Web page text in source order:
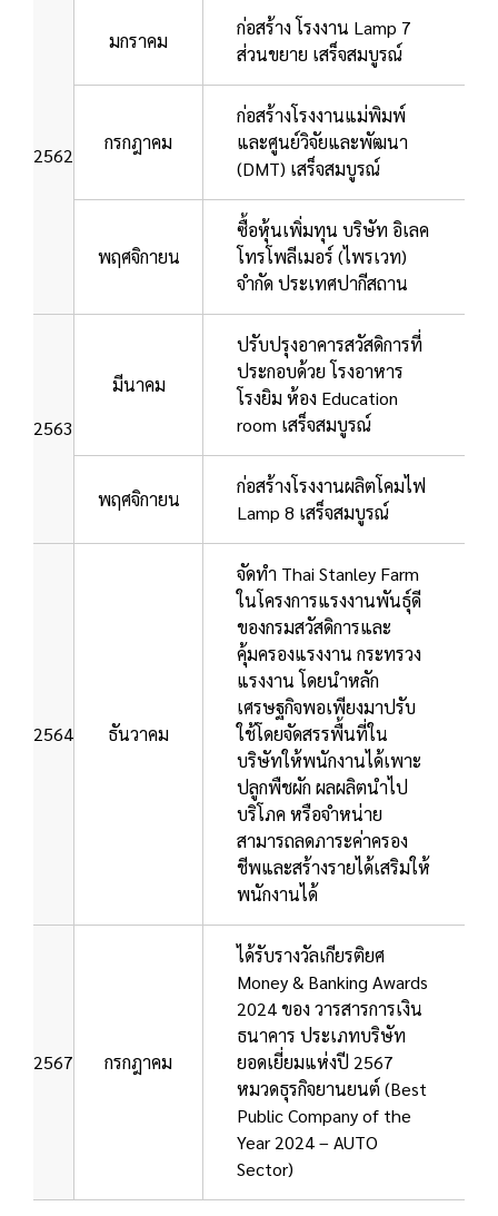
2562
มกราคม
ก่อสร้าง โรงงาน Lamp 7
ส่วนขยาย เสร็จสมบูรณ์
กรกฎาคม
ก่อสร้างโรงงานแม่พิมพ์
และศูนย์วิจัยและพัฒนา
(DMT) เสร็จสมบูรณ์
พฤศจิกายน
ซื้อหุ้นเพิ่มทุน บริษัท อิเลค
โทรโพลีเมอร์ (ไพรเวท)
จำกัด ประเทศปากีสถาน
2563
มีนาคม
ปรับปรุงอาคารสวัสดิการที่
ประกอบด้วย โรงอาหาร
โรงยิม ห้อง Education
room เสร็จสมบูรณ์
พฤศจิกายน
ก่อสร้างโรงงานผลิตโคมไฟ
Lamp 8 เสร็จสมบูรณ์
2564 ธันวาคม
จัดทำ Thai Stanley Farm
ในโครงการแรงงานพันธุ์ดี
ของกรมสวัสดิการและ
คุ้มครองแรงงาน กระทรวง
แรงงาน โดยนำหลัก
เศรษฐกิจพอเพียงมาปรับ
ใช้โดยจัดสรรพื้นที่ใน
บริษัทให้พนักงานได้เพาะ
ปลูกพืชผัก ผลผลิตนำไป
บริโภค หรือจำหน่าย
สามารถลดภาระค่าครอง
ชีพและสร้างรายได้เสริมให้
พนักงานได้
2567 กรกฎาคม
ได้รับรางวัลเกียรติยศ
Money & Banking Awards
2024 ของ วารสารการเงิน
ธนาคาร ประเภทบริษัท
ยอดเยี่ยมแห่งปี 2567
หมวดธุรกิจยานยนต์ (Best
Public Company of the
Year 2024 – AUTO
Sector)